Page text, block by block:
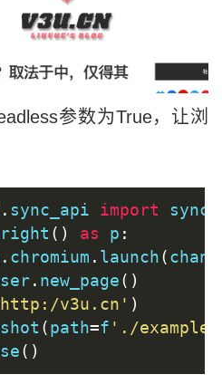
参数为True，让浏
. sync_api import
() as p :
. chromium . launch(
. new_page()
v3u.cn' )
(path=f './
()